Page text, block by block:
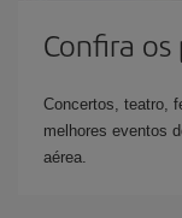
Confira
Concertos, teatro,
melhores eventos
aérea.